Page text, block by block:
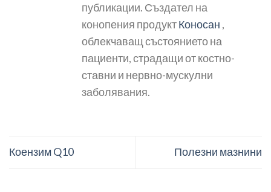
публикации. Създател на
конопения продуктКоносан ,
облекчаващ състоянието на
пациенти, страдащи от костно-
ставни и нервно-мускулни
заболявания.
Коензим Q10 Полезни мазнини